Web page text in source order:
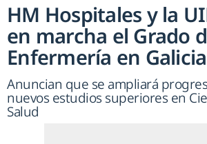
HM Hospitales y la
en marcha el Grado
Enfermería en Galicia
Anuncian que se ampliará
nuevos estudios superiores en
Salud